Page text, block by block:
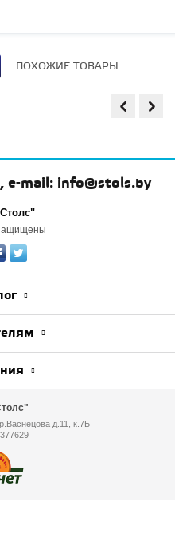
ПОХОЖИЕ ТОВАРЫ
e-mail: info@stols.by
д.11, к.7Б